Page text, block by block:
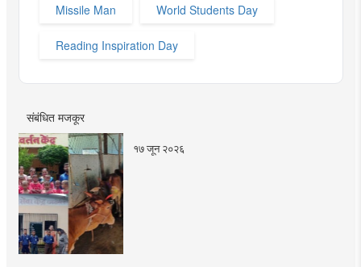
Missile Man World Students Day
Reading Inspiration Day
संबंधित मजकूर
१७ जून २०२६